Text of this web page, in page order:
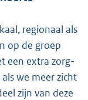
regionaal als
op de groep
een extra zorg-
we meer zicht
zijn van deze